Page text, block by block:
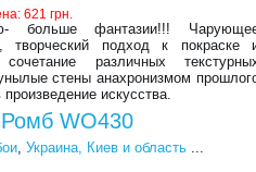
621 грн.
больше фантазии!!!
творческий подход к покраске
различных
стены анахронизмом
искусства.
WO430
,Украина, Киев и область ...